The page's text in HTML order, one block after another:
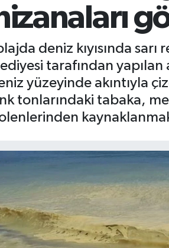
deniz kıyısında
tarafından
yüzeyinde akıntıyla
tonlarındaki tabaka,